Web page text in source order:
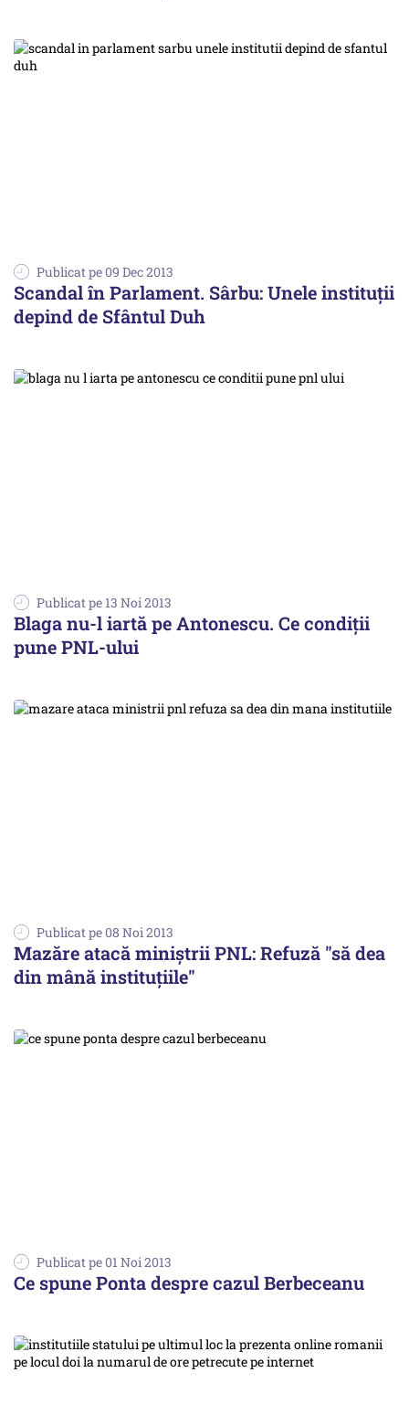
Publicat pe 09 Dec 2013
Scandal în Parlament. Sârbu: Unele instituții
depind de Sfântul Duh
Publicat pe 13 Noi 2013
Blaga nu-l iartă pe Antonescu. Ce condiții
pune PNL-ului
Publicat pe 08 Noi 2013
Mazăre atacă miniștrii PNL: Refuză "să dea
din mână instituțiile"
Publicat pe 01 Noi 2013
Ce spune Ponta despre cazul Berbeceanu